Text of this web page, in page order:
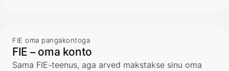
FIE oma pangakontoga
FIE – oma konto
Sama FIE-teenus, aga arved makstakse sinu oma